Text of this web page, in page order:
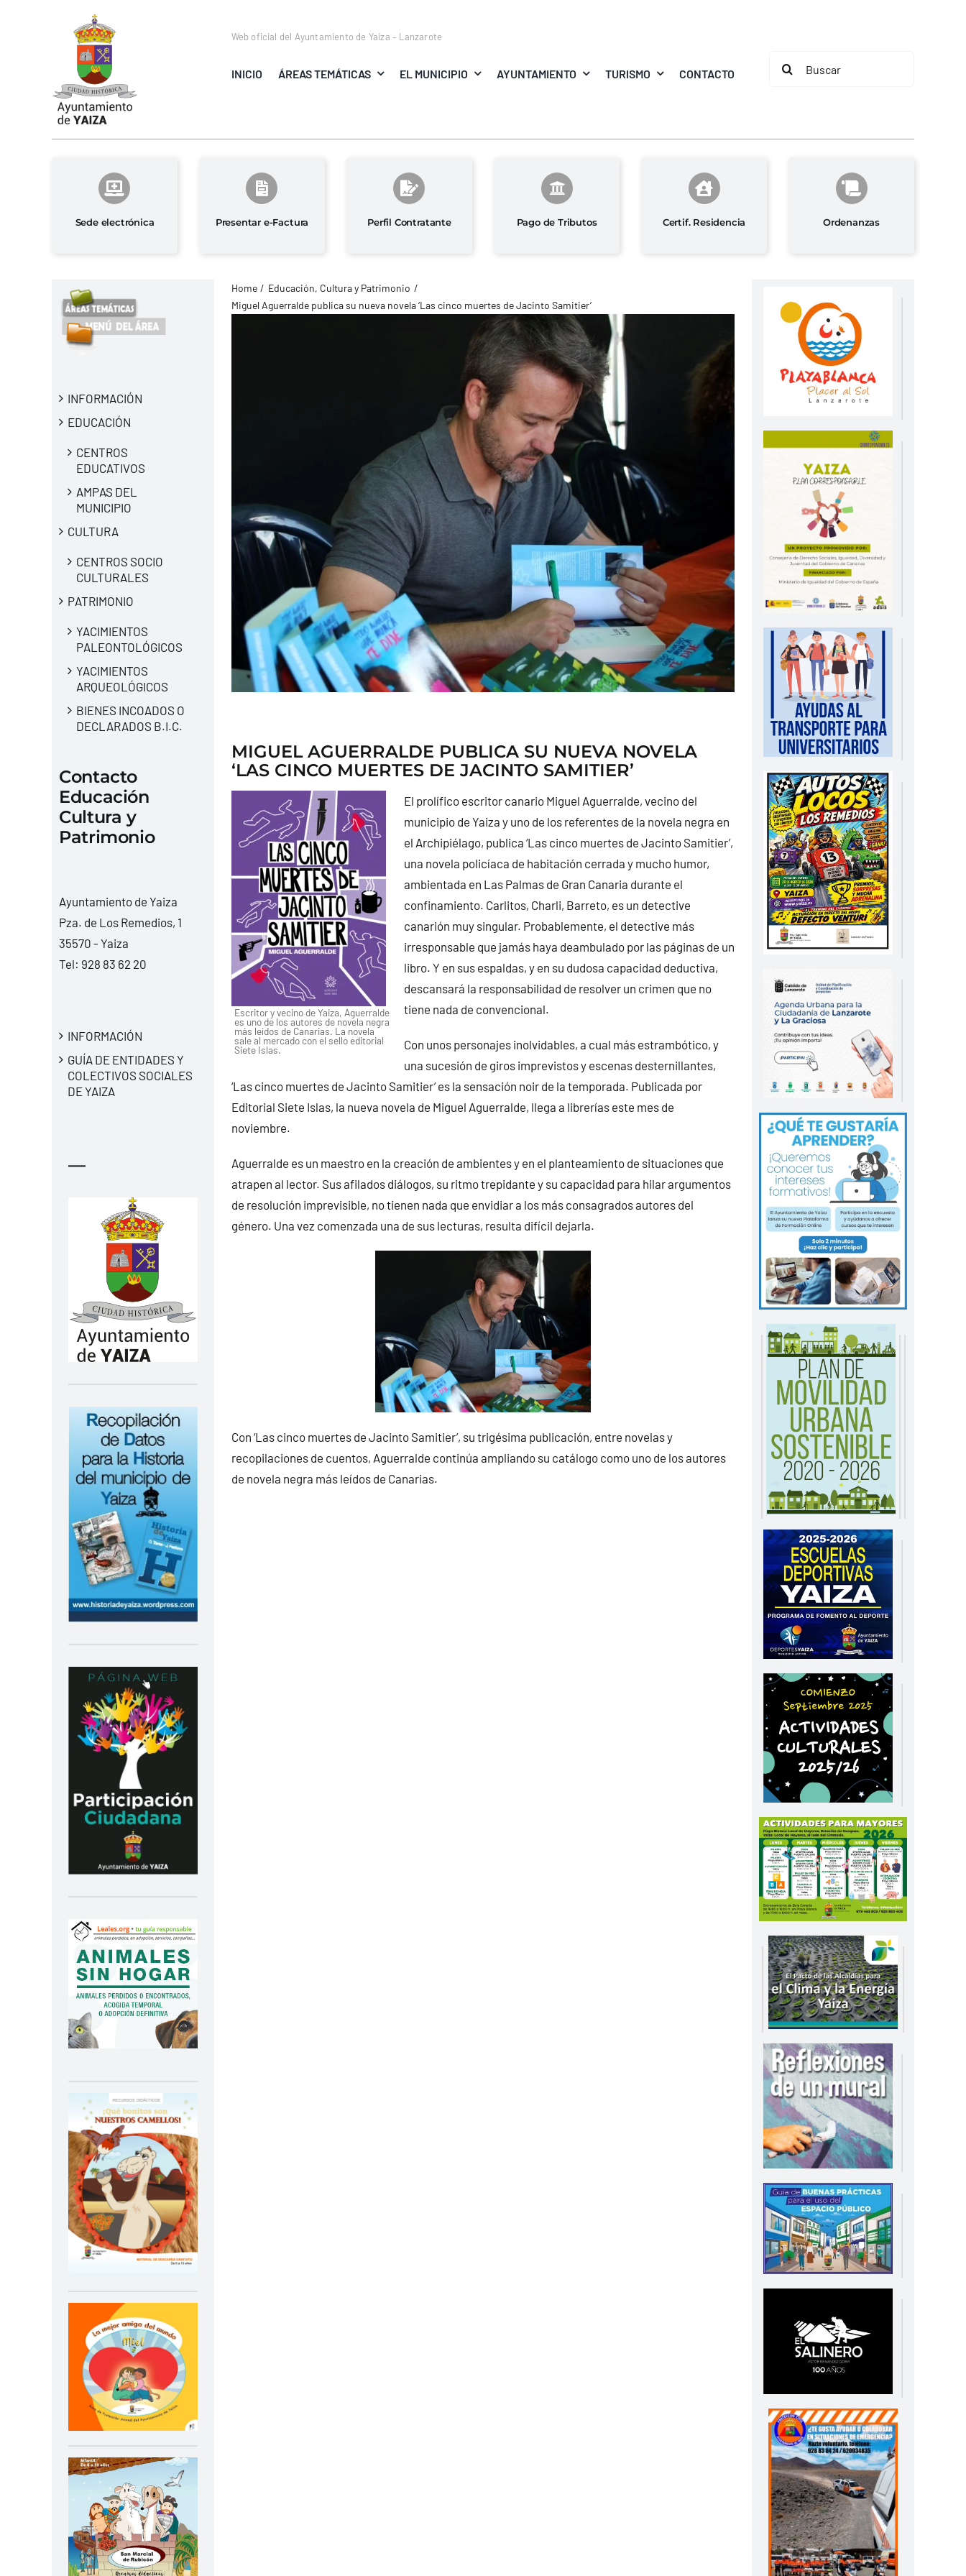
Web oficial del Ayuntamiento de Yaiza – Lanzarote
INICIO ÁREAS TEMÁTICAS EL MUNICIPIO AYUNTAMIENTO TURISMO CONTACTO
Buscar:
Sede electrónica Presentar e-Factura Perfil Contratante Pago de Tributos Certif. Residencia Ordenanzas
INFORMACIÓN
EDUCACIÓN
CENTROS
EDUCATIVOS
AMPAS DEL
MUNICIPIO
CULTURA
CENTROS SOCIO
CULTURALES
PATRIMONIO
YACIMIENTOS
PALEONTOLÓGICOS
YACIMIENTOS
ARQUEOLÓGICOS
BIENES INCOADOS O
DECLARADOS B.I.C.
Contacto
Educación
Cultura y
Patrimonio
Ayuntamiento de Yaiza
Pza. de Los Remedios, 1
35570 - Yaiza
Tel: 928 83 62 20
INFORMACIÓN
GUÍA DE ENTIDADES Y
COLECTIVOS SOCIALES
DE YAIZA
—
Home
Educación, Cultura y Patrimonio
Miguel Aguerralde publica su nueva novela ‘Las cinco muertes de Jacinto Samitier’
MIGUEL AGUERRALDE PUBLICA SU NUEVA NOVELA
‘LAS CINCO MUERTES DE JACINTO SAMITIER’
Escritor y vecino de Yaiza, Aguerralde
es uno de los autores de novela negra
más leídos de Canarias. La novela
sale al mercado con el sello editorial
Siete Islas.
El prolífico escritor canario Miguel Aguerralde, vecino del
municipio de Yaiza y uno de los referentes de la novela negra en
el Archipiélago, publica ‘Las cinco muertes de Jacinto Samitier’,
una novela policíaca de habitación cerrada y mucho humor,
ambientada en Las Palmas de Gran Canaria durante el
confinamiento. Carlitos, Charli, Barreto, es un detective
canarión muy singular. Probablemente, el detective más
irresponsable que jamás haya deambulado por las páginas de un
libro. Y en sus espaldas, y en su dudosa capacidad deductiva,
descansará la responsabilidad de resolver un crimen que no
tiene nada de convencional.
Con unos personajes inolvidables, a cual más estrambótico, y
una sucesión de giros imprevistos y escenas desternillantes,
‘Las cinco muertes de Jacinto Samitier’ es la sensación noir de la temporada. Publicada por
Editorial Siete Islas, la nueva novela de Miguel Aguerralde, llega a librerías este mes de
noviembre.
Aguerralde es un maestro en la creación de ambientes y en el planteamiento de situaciones que
atrapen al lector. Sus afilados diálogos, su ritmo trepidante y su capacidad para hilar argumentos
de resolución imprevisible, no tienen nada que envidiar a los más consagrados autores del
género. Una vez comenzada una de sus lecturas, resulta difícil dejarla.
Con ‘Las cinco muertes de Jacinto Samitier’, su trigésima publicación, entre novelas y
recopilaciones de cuentos, Aguerralde continúa ampliando su catálogo como uno de los autores
de novela negra más leídos de Canarias.